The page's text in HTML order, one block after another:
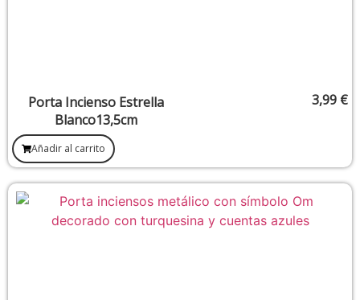
Porta Incienso Estrella
Blanco13,5cm
3,99 €
Añadir al carrito